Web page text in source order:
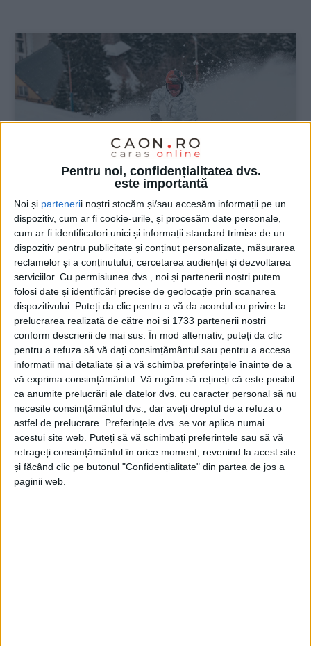
Pentru noi, confidențialitatea dvs.
este importantă
Noi și partenerii noștri stocăm și/sau accesăm informații pe un
dispozitiv, cum ar fi cookie-urile, și procesăm date personale,
cum ar fi identificatori unici și informații standard trimise de un
dispozitiv pentru publicitate și conținut personalizate, măsurarea
reclamelor și a conținutului, cercetarea audienței și dezvoltarea
serviciilor. Cu permisiunea dvs., noi și partenerii noștri putem
folosi date și identificări precise de geolocație prin scanarea
dispozitivului. Puteți da clic pentru a vă da acordul cu privire la
prelucrarea realizată de către noi și 1733 partenerii noștri
conform descrierii de mai sus. În mod alternativ, puteți da clic
pentru a refuza să vă dați consimțământul sau pentru a accesa
informații mai detaliate și a vă schimba preferințele înainte de a
vă exprima consimțământul. Vă rugăm să rețineți că este posibil
ca anumite prelucrări ale datelor dvs. cu caracter personal să nu
necesite consimțământul dvs., dar aveți dreptul de a refuza o
astfel de prelucrare. Preferințele dvs. se vor aplica numai
acestui site web. Puteți să vă schimbați preferințele sau să vă
retrageți consimțământul în orice moment, revenind la acest site
și făcând clic pe butonul "Confidențialitate" din partea de jos a
paginii web.
ŞTIRILE JUDEŢULUI CARAŞ-SEVERIN
În weekend, profitaţi de munte, zăpadă
şi tot ce vă oferă weSKI!
16 MARTIE 2023, 01:33 PM 1 MINUT DE CITIRE
MUNTELE MIC – Se anunță vreme frumoasă, soare și condiții
excelente de schi tot weekendul, așa că cei de la weSKI vă
așteaptă pe Muntele Mic. Mai ales că, potrivit acestora, sunt
șanse ca acest weekend să fie (probabil) ultimul cu condiții
bune de schi, din acest sezon de iarnă!
Arhive